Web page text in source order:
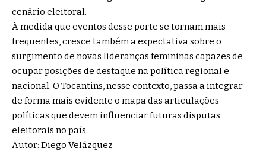
cenário eleitoral.
À medida que eventos desse porte se tornam mais
frequentes, cresce também a expectativa sobre o
surgimento de novas lideranças femininas capazes de
ocupar posições de destaque na política regional e
nacional. O Tocantins, nesse contexto, passa a integrar
de forma mais evidente o mapa das articulações
políticas que devem influenciar futuras disputas
eleitorais no país.
Autor: Diego Velázquez